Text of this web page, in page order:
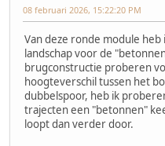
08 februari 2026, 15:22:20 PM
Van deze ronde module
landschap voor de
brugconstructie proberen
hoogteverschil tussen het
dubbelspoor, heb ik
trajecten een "betonnen"
loopt dan verder door.